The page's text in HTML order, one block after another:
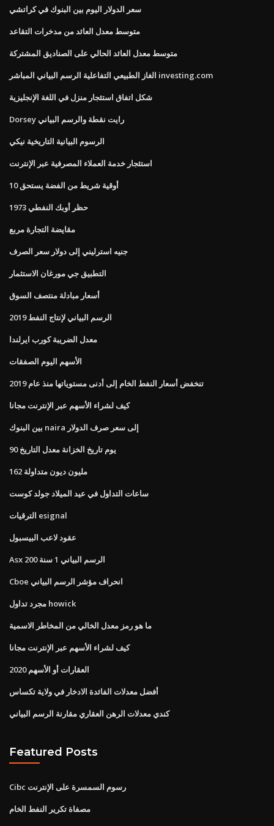
سعر الدولار اليوم بين البنوك في كراتشي
متوسط ​​معدل العائد من مدخرات التقاعد
متوسط ​​معدل العائد الحالي على الصناديق المشتركة
الغاز الطبيعي التفاعلية الرسم البياني المباشر investing.com
شكل اتفاق استئجار منزل في اللغة الإنجليزية
Dorsey رايت نقطة والرسم البياني
الرسوم البيانية التاريخية نيكي
استئجار خدمة العملاء المصرفية عبر الإنترنت
10 أوقية شريط من الفضة يستحق
حظر أوبك النفطي 1973
مقايضة التجارة مربع
جنيه استرليني إلى دولار سعر الصرف
التطبيق جي مورغان الاستثمار
أسعار مبادلة منتصف السوق
الرسم البياني لإنتاج النفط 2019
معدل الضريبة كورب ايرلندا
الأسهم اليوم الصفقات
تنخفض أسعار النفط الخام إلى أدنى مستوياتها منذ عام 2019
كيف لشراء الأسهم عبر الإنترنت مجانا
بين البنوك naira إلى سعر صرف الدولار
90 يوم تاريخ الخزانة معدل التاريخ
162 مليون ديون متداولة
ساعات التداول في عيد الميلاد جولد كوست
الترقيات esignal
عقود لاعب البيسبول
Asx 200 الرسم البياني 1 سنة
Cboe انحراف مؤشر الرسم البياني
مجرد تداول howick
ما هو رمز معدل الخالي من المخاطر الاسمية
كيف لشراء الأسهم عبر الإنترنت مجانا
العقارات أو الأسهم 2020
أفضل معدلات الفائدة الادخار في ولاية تكساس
كندي معدلات الرهن العقاري مقارنة الرسم البياني
Featured Posts
Cibc رسوم السمسرة على الإنترنت
مصفاة تكرير النفط الخام